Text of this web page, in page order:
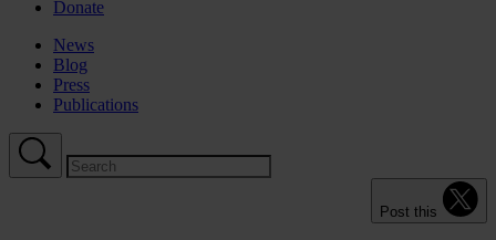
Donate
News
Blog
Press
Publications
Post this